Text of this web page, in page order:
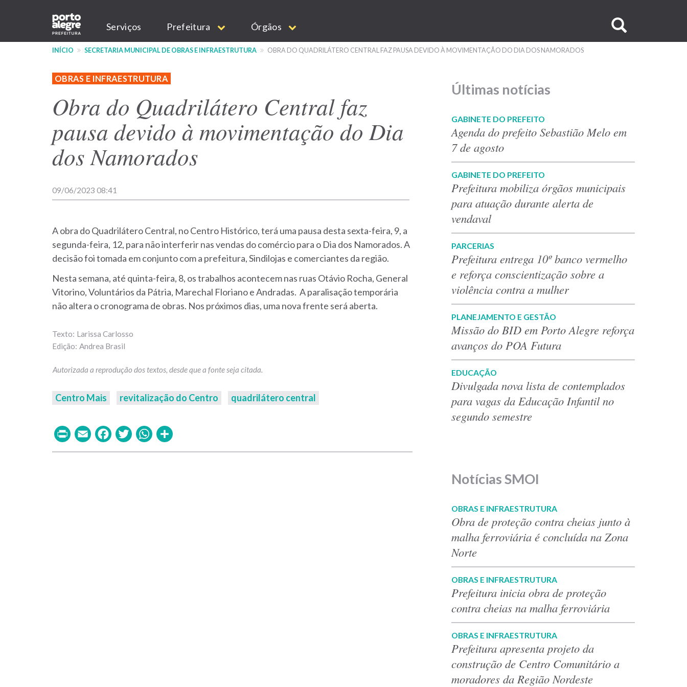
conteúdo
Main
navigation
Serviços Prefeitura Órgãos
no
INÍCIO SECRETARIA MUNICIPAL DE OBRAS E INFRAESTRUTURA OBRA DO QUADRILÁTERO CENTRAL FAZ PAUSA DEVIDO À MOVIMENTAÇÃO DO DIA DOS NAMORADOS
OBRAS E INFRAESTRUTURA
Obra do Quadrilátero Central faz
pausa devido à movimentação do Dia
dos Namorados
09/06/2023 08:41
A obra do Quadrilátero Central, no Centro Histórico, terá uma pausa desta sexta-feira, 9, a
segunda-feira, 12, para não interferir nas vendas do comércio para o Dia dos Namorados. A
decisão foi tomada em conjunto com a prefeitura, Sindilojas e comerciantes da região.
Nesta semana, até quinta-feira, 8, os trabalhos acontecem nas ruas Otávio Rocha, General
Vitorino, Voluntários da Pátria, Marechal Floriano e Andradas. A paralisação temporária
não altera o cronograma de obras. Nos próximos dias, uma nova frente será aberta.
Larissa Carlosso
Andrea Brasil
Centro Mais revitalização do Centro quadrilátero central
PrintEmailFacebook
TwitterWhatsApp
Últimas notícias
GABINETE DO PREFEITO
Agenda do prefeito Sebastião Melo em
7 de agosto
GABINETE DO PREFEITO
Prefeitura mobiliza órgãos municipais
para atuação durante alerta de
vendaval
PARCERIAS
Prefeitura entrega 10º banco vermelho
e reforça conscientização sobre a
violência contra a mulher
PLANEJAMENTO E GESTÃO
Missão do BID em Porto Alegre reforça
avanços do POA Futura
EDUCAÇÃO
Divulgada nova lista de contemplados
para vagas da Educação Infantil no
segundo semestre
Notícias SMOI
OBRAS E INFRAESTRUTURA
Obra de proteção contra cheias junto à
malha ferroviária é concluída na Zona
Norte
OBRAS E INFRAESTRUTURA
Prefeitura inicia obra de proteção
contra cheias na malha ferroviária
OBRAS E INFRAESTRUTURA
Prefeitura apresenta projeto da
construção de Centro Comunitário a
moradores da Região Nordeste